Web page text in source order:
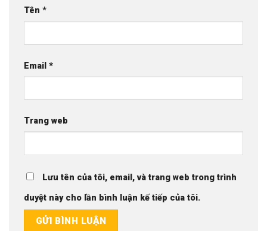
Tên *
Email *
Trang web
Lưu tên của tôi, email, và trang web trong trình
duyệt này cho lần bình luận kế tiếp của tôi.